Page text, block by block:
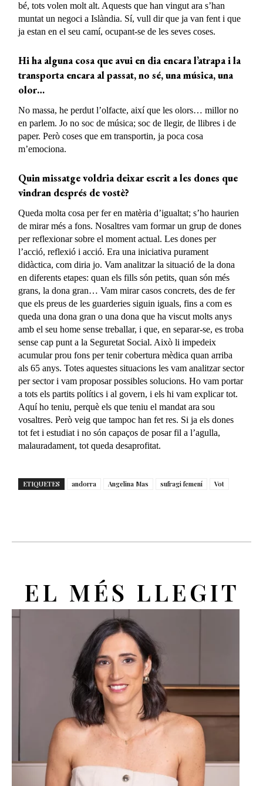
bé, tots volen molt alt. Aquests que han vingut ara s’han
muntat un negoci a Islàndia. Sí, vull dir que ja van fent i que
ja estan en el seu camí, ocupant-se de les seves coses.
Hi ha alguna cosa que avui en dia encara l’atrapa i la
transporta encara al passat, no sé, una música,una
olor…
No massa, he perdut l’olfacte, així que les olors… millor no
en parlem. Jo no soc de música; soc de llegir, de llibres i de
paper. Però coses que em transportin, ja poca cosa
m’emociona.
Quin missatge voldria deixar escrit a les dones que
vindran després de vostè?
Queda molta cosa per fer en matèria d’igualtat; s’ho haurien
de mirar més a fons. Nosaltres vam formar un grup de dones
per reflexionar sobre el moment actual. Les dones per
l’acció, reflexió i acció. Era una iniciativa purament
didàctica, com diria jo. Vam analitzar la situació de la dona
en diferents etapes: quan els fills són petits, quan són més
grans, la dona gran… Vam mirar casos concrets, des de fer
que els preus de les guarderies siguin iguals, fins a com es
queda una dona gran o una dona que ha viscut molts anys
amb el seu home sense treballar, i que, en separar-se, es troba
sense cap punt a la Seguretat Social. Això li impedeix
acumular prou fons per tenir cobertura mèdica quan arriba
als 65 anys. Totes aquestes situacions les vam analitzar sector
per sector i vam proposar possibles solucions. Ho vam portar
a tots els partits polítics i al govern, i els hi vam explicar tot.
Aquí ho teniu, perquè els que teniu el mandat ara sou
vosaltres. Però veig que tampoc han fet res. Si ja els dones
tot fet i estudiat i no són capaços de posar fil a l’agulla,
malauradament, tot queda desaprofitat.
ETIQUETES andorra Angelina Mas sufragi femení Vot
EL MÉS LLEGIT